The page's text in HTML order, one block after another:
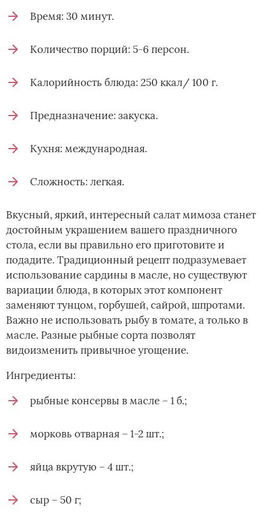
Время: 30 минут.
Количество порций: 5-6 персон.
Калорийность блюда: 250 ккал/ 100 г.
Предназначение: закуска.
Кухня: международная.
Сложность: легкая.
Вкусный, яркий, интересный салат мимоза станет
достойным украшением вашего праздничного
стола, если вы правильно его приготовите и
подадите. Традиционный рецепт подразумевает
использование сардины в масле, но существуют
вариации блюда, в которых этот компонент
заменяют тунцом, горбушей, сайрой, шпротами.
Важно не использовать рыбу в томате, а только в
масле. Разные рыбные сорта позволят
видоизменить привычное угощение.
Ингредиенты:
рыбные консервы в масле – 1 б.;
морковь отварная – 1-2 шт.;
яйца вкрутую – 4 шт.;
сыр – 50 г;